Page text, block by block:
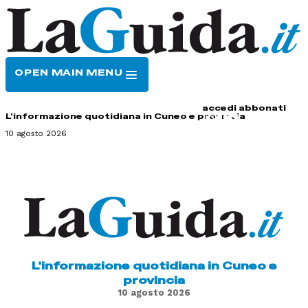
OPEN MAIN MENU
accedi abbonati
L'informazione quotidiana in Cuneo e provincia
10 agosto 2026
L'informazione quotidiana in Cuneo e
provincia
10 agosto 2026